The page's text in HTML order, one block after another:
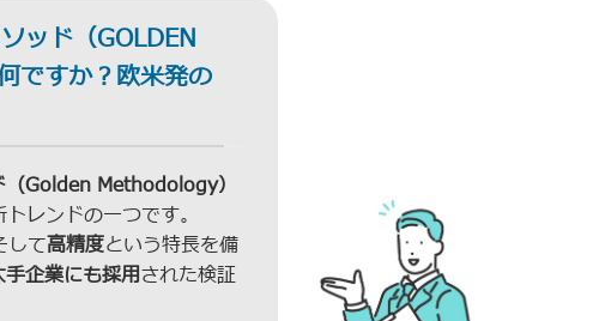
ッド（GOLDEN
ですか？欧米発の
Golden Methodology）
レンドの一つです。
して高精度という特長を備
企業にも採用された検証